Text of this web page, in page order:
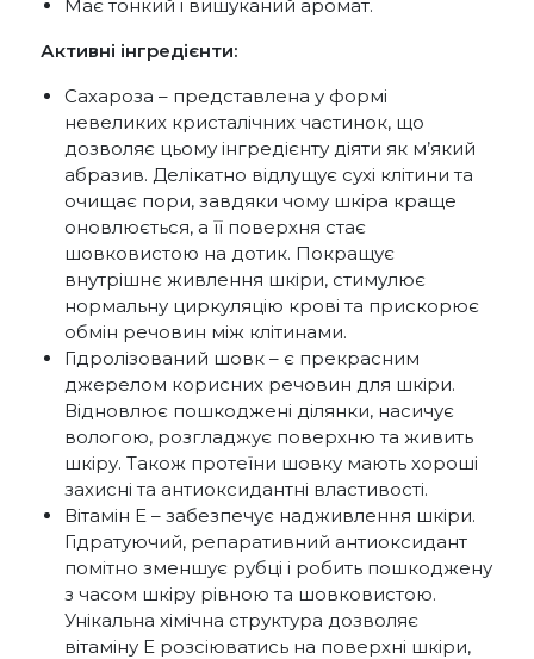
Має тонкий і вишуканий аромат.
Активні інгредієнти:
Сахароза – представлена у формі
невеликих кристалічних частинок, що
дозволяє цьому інгредієнту діяти як м’який
абразив. Делікатно відлущує сухі клітини та
очищає пори, завдяки чому шкіра краще
оновлюється, а її поверхня стає
шовковистою на дотик. Покращує
внутрішнє живлення шкіри, стимулює
нормальну циркуляцію крові та прискорює
обмін речовин між клітинами.
Гідролізований шовк – є прекрасним
джерелом корисних речовин для шкіри.
Відновлює пошкоджені ділянки, насичує
вологою, розгладжує поверхню та живить
шкіру. Також протеїни шовку мають хороші
захисні та антиоксидантні властивості.
Вітамін Е – забезпечує надживлення шкіри.
Гідратуючий, репаративний антиоксидант
помітно зменшує рубці і робить пошкоджену
з часом шкіру рівною та шовковистою.
Унікальна хімічна структура дозволяє
вітаміну Е розсіюватись на поверхні шкіри,